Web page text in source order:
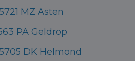
MZ Asten
PA Geldrop
DK Helmond